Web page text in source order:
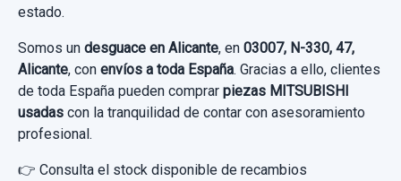
40,00 €
Sin IVA, gastos de envío no incluidos.
estado.
Somos un desguace en Alicante, en 03007, N-330, 47,
Alicante, con envíos a toda España. Gracias a ello, clientes
de toda España pueden comprar piezas MITSUBISHI
usadas con la tranquilidad de contar con asesoramiento
profesional.
👉 Consulta el stock disponible de recambios